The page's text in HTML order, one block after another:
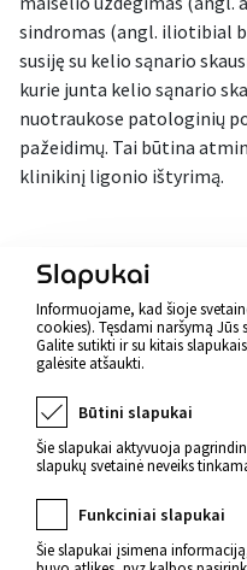
sindromas (angl. iliotibial
susiję su kelio sąnario
kurie junta kelio sąnario
nuotraukose patologinių
pažeidimų. Tai būtina
klinikinį ligonio ištyrimą.
Atgal
Slapukai
Informuojame, kad šioje
cookies). Tęsdami naršymą Jūs
Galite sutikti ir su kitais
galėsite atšaukti.
Būtini slapukai
Šie slapukai aktyvuoja
slapukų svetainė neveiks
Funkciniai slapukai
Šie slapukai įsimena